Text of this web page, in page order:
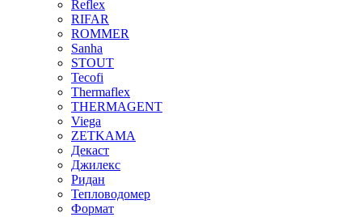
Reflex
RIFAR
ROMMER
Sanha
STOUT
Tecofi
Thermaflex
THERMAGENT
Viega
ZETKAMA
Декаст
Джилекс
Ридан
Тепловодомер
Формат